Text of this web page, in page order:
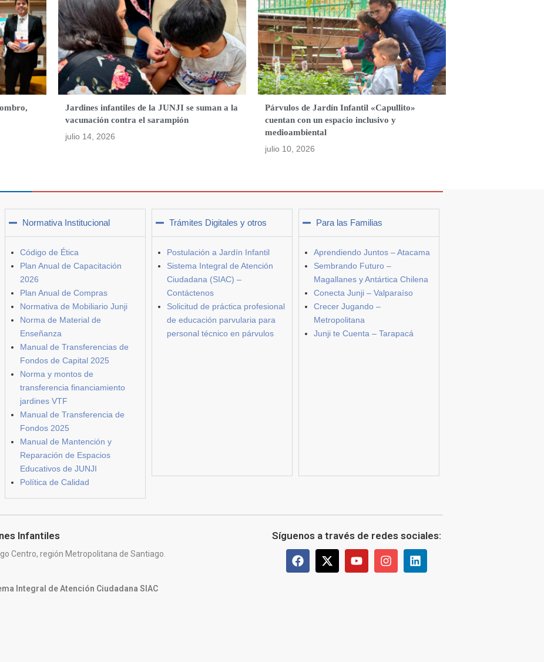
Jardines infantiles de la JUNJI se suman a la
vacunación contra el sarampión
julio 14, 2026
Párvulos de Jardín Infantil «Capullito»
cuentan con un espacio inclusivo y
medioambiental
julio 10, 2026
Normativa Institucional
Código de Ética
Plan Anual de Capacitación
2026
Plan Anual de Compras
Normativa de Mobiliario Junji
Norma de Material de
Enseñanza
Manual de Transferencias de
Fondos de Capital 2025
Norma y montos de
transferencia financiamiento
jardines VTF
Manual de Transferencia de
Fondos 2025
Manual de Mantención y
Reparación de Espacios
Educativos de JUNJI
Política de Calidad
Trámites Digitales y otros
Postulación a Jardín Infantil
Sistema Integral de Atención
Ciudadana (SIAC) –
Contáctenos
Solicitud de práctica profesional
de educación parvularia para
personal técnico en párvulos
Para las Familias
Aprendiendo Juntos – Atacama
Sembrando Futuro –
Magallanes y Antártica Chilena
Conecta Junji – Valparaíso
Crecer Jugando –
Metropolitana
Junji te Cuenta – Tarapacá
Infantiles
Centro, región Metropolitana de Santiago.
Integral de Atención Ciudadana SIAC
Síguenos a través de redes sociales: